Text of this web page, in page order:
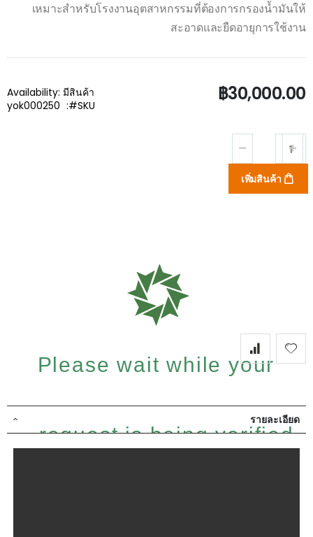
เหมาะสำหรับโรงงานอุตสาหกรรมที่ต้องการกรองน้ำมันให้
สะอาดและยืดอายุการใช้งาน
฿30,000.00
Availability: มีสินค้า
SKU
yok000250
เพิ่มสินค้า
Please wait while your
request is being verified...
รายละเอียด